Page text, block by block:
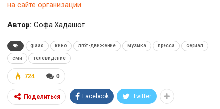
на сайте организации.
Автор: Софа Хадашот
glaad кино лгбт-движение музыка пресса сериал
сми телевидение
0
724
Поделиться Facebook Twitter